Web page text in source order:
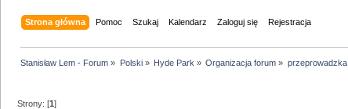
Strona główna Pomoc Szukaj Kalendarz Zaloguj się Rejestracja
Stanisław Lem - Forum » Polski» Hyde Park » Organizacja forum » przeprowadzka
Strony: [1]